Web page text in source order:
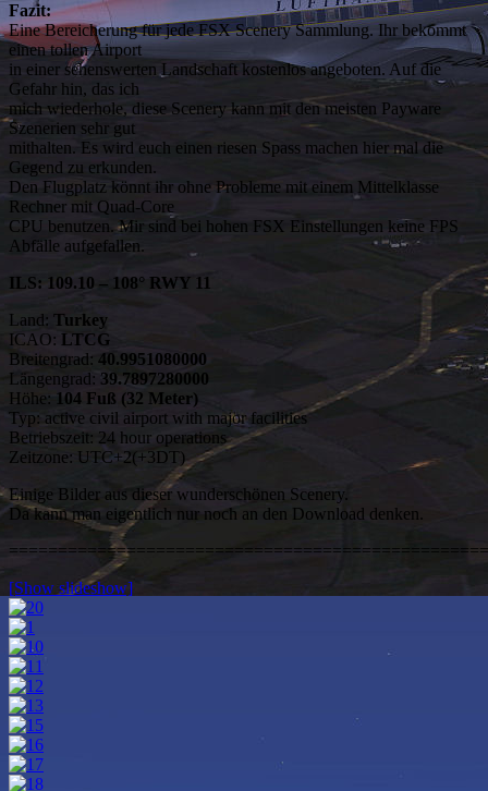
Fazit:
Eine Bereicherung für jede FSX Scenery Sammlung. Ihr bekommt
einen tollen Airport
in einer sehenswerten Landschaft kostenlos angeboten. Auf die
Gefahr hin, das ich
mich wiederhole, diese Scenery kann mit den meisten Payware
Szenerien sehr gut
mithalten. Es wird euch einen riesen Spass machen hier mal die
Gegend zu erkunden.
Den Flugplatz könnt ihr ohne Probleme mit einem Mittelklasse
Rechner mit Quad-Core
CPU benutzen. Mir sind bei hohen FSX Einstellungen keine FPS
Abfälle aufgefallen.
ILS: 109.10 – 108° RWY 11
Land: Turkey
ICAO: LTCG
Breitengrad: 40.9951080000
Längengrad: 39.7897280000
Höhe: 104 Fuß (32 Meter)
Typ: active civil airport with major facilities
Betriebszeit: 24 hour operations
Zeitzone: UTC+2(+3DT)
Einige Bilder aus dieser wunderschönen Scenery.
Da kann man eigentlich nur noch an den Download denken.
[Show slideshow]